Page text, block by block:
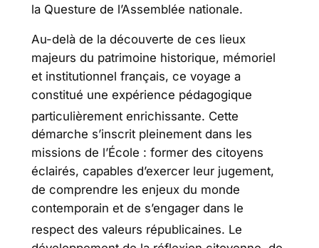
la Questure de l’Assemblée nationale.
Au-delà de la découverte de ces lieux
majeurs du patrimoine historique, mémoriel
et institutionnel français, ce voyage a
constitué une expérience pédagogique
particulièrement enrichissante. Cette
démarche s’inscrit pleinement dans les
missions de l’École : former des citoyens
éclairés, capables d’exercer leur jugement,
de comprendre les enjeux du monde
contemporain et de s’engager dans le
respect des valeurs républicaines. Le